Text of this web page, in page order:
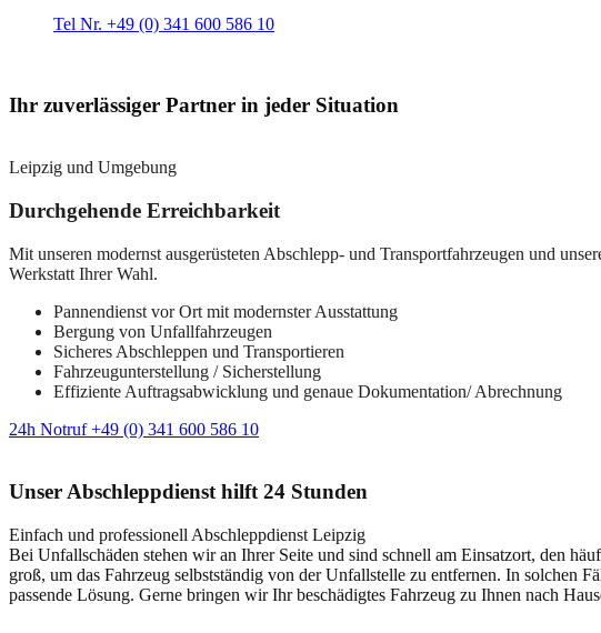
Tel Nr. +49 (0) 341 600 586 10
Ihr zuverlässiger Partner in jeder Situation
Leipzig und Umgebung
Durchgehende Erreichbarkeit
Mit unseren modernst ausgerüsteten Abschlepp- und Transportfahrzeugen und
Werkstatt Ihrer Wahl.
Pannendienst vor Ort mit modernster Ausstattung
Bergung von Unfallfahrzeugen
Sicheres Abschleppen und Transportieren
Fahrzeugunterstellung / Sicherstellung
Effiziente Auftragsabwicklung und genaue Dokumentation/ Abrechnung
24h Notruf +49 (0) 341 600 586 10
Unser Abschleppdienst hilft 24 Stunden
Einfach und professionell Abschleppdienst Leipzig
Bei Unfallschäden stehen wir an Ihrer Seite und sind schnell am Einsatzort, den
groß, um das Fahrzeug selbstständig von der Unfallstelle zu entfernen. In solchen
passende Lösung. Gerne bringen wir Ihr beschädigtes Fahrzeug zu Ihnen nach